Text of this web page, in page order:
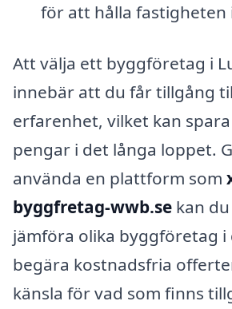
för att hålla fastigheten
Att välja ett byggföretag i
innebär att du får tillgång
erfarenhet, vilket kan
pengar i det långa loppet.
använda en plattform som
byggfretag-wwb.se kan
jämföra olika byggföretag
begära kostnadsfria
känsla för vad som finns